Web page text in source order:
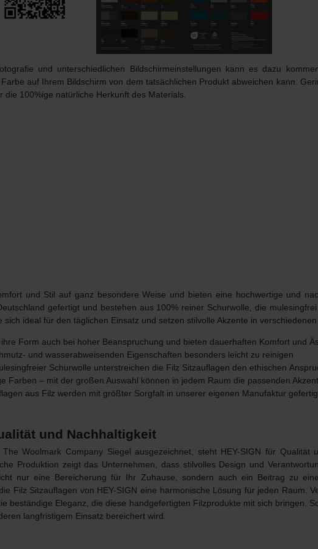
und unterschiedlichen Bildschirmeinstellungen kann es dazu
auf Ihrem Bildschirm von dem tatsächlichen Produkt abweichen kann.
100%ige natürliche Herkunft des Materials.
und Stil auf ganz besondere Weise und bieten eine hochwertige und
gefertigt und bestehen aus 100% reiner Schurwolle , die
ideal für den täglichen Einsatz und setzen stilvolle Akzente in verschiedenen
Form auch bei hoher Beanspruchung und bieten dauerhaften Komfort und
und wasserabweisenden Eigenschaften besonders leicht zu reinigen
Schurwolle unterstreichen die Filz Sitzauflagen den ethischen
Farben – mit der großen Auswahl können in jedem Raum die passenden
aus Filz werden mit größter Sorgfalt in unserer eigenen Manufaktur
und Nachhaltigkeit
The Woolmark CompanySiegel ausgezeichnet, steht HEY-SIGN für Qualität
Produktion zeigt das Unternehmen, dass stilvolles Design und
nur eine Bereicherung für Ihr Zuhause, sondern auch ein Beitrag zu
Filz Sitzauflagen von HEY-SIGN eine harmonische Lösung für jeden Raum.
beständige Eleganz, die diese handgefertigten Filzprodukte mit sich bringen.
langfristigem Einsatz bereichert wird.